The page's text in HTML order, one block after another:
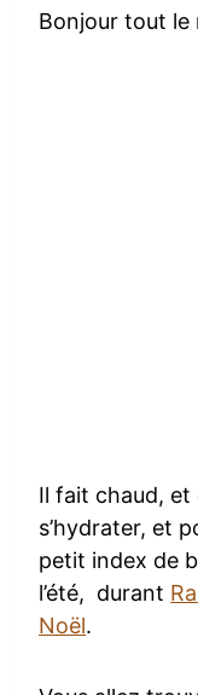
Bonjour tout le
Il fait chaud, et
s’hydrater, et
petit index de
l’été, durant
Noël.